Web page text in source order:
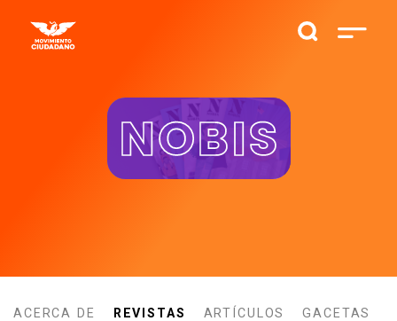
NOBIS
ACERCA DE REVISTAS ARTÍCULOS GACETAS